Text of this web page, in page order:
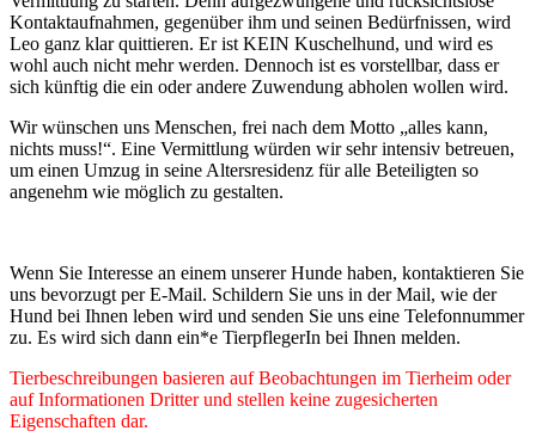
Kontaktaufnahmen, gegenüber ihm und seinen Bedürfnissen, wird
Leo ganz klar quittieren. Er ist KEIN Kuschelhund, und wird es
wohl auch nicht mehr werden. Dennoch ist es vorstellbar, dass er
sich künftig die ein oder andere Zuwendung abholen wollen wird.
Wir wünschen uns Menschen, frei nach dem Motto „alles kann,
nichts muss!“. Eine Vermittlung würden wir sehr intensiv betreuen,
um einen Umzug in seine Altersresidenz für alle Beteiligten so
angenehm wie möglich zu gestalten.
Wenn Sie Interesse an einem unserer Hunde haben, kontaktieren Sie
uns bevorzugt per E-Mail. Schildern Sie uns in der Mail, wie der
Hund bei Ihnen leben wird und senden Sie uns eine Telefonnummer
zu. Es wird sich dann ein*e TierpflegerIn bei Ihnen melden.
Tierbeschreibungen basieren auf Beobachtungen im Tierheim oder
auf Informationen Dritter und stellen keine zugesicherten
Eigenschaften dar.